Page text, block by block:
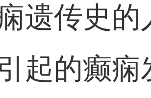
遗传史的
起的癫痫